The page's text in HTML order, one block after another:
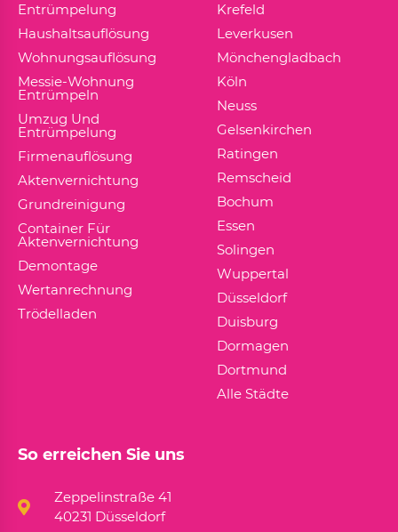
Entrümpelung
Haushaltsauflösung
Wohnungsauflösung
Messie-Wohnung
Entrümpeln
Umzug Und
Entrümpelung
Firmenauflösung
Aktenvernichtung
Grundreinigung
Container Für
Aktenvernichtung
Demontage
Wertanrechnung
Trödelladen
Krefeld
Leverkusen
Mönchengladbach
Köln
Neuss
Gelsenkirchen
Ratingen
Remscheid
Bochum
Essen
Solingen
Wuppertal
Düsseldorf
Duisburg
Dormagen
Dortmund
Alle Städte
So erreichen Sie uns
Zeppelinstraße 41
40231 Düsseldorf